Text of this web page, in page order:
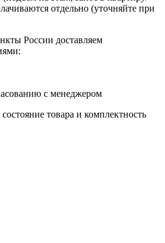
отдельно (уточняйте при
России доставляем
с менеджером
товара и комплектность